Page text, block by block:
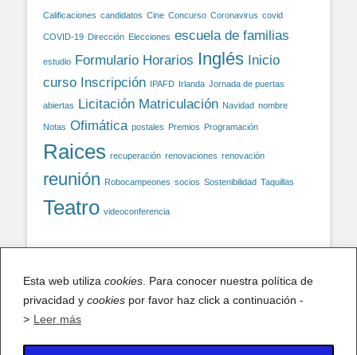
Esta web utiliza cookies . Para conocer nuestra política de
privacidad y cookies por favor haz click a continuación -
> Leer más
Calificaciones candidatos Cine Concurso Coronavirus covid
COVID-19 Dirección Elecciones escuela de familias
estudio Formulario Horarios Inglés Inicio
curso Inscripción IPAFD Irlanda Jornada de puertas
abiertas Licitación Matriculación Navidad nombre
Notas Ofimática postales Premios Programación
Raices recuperación renovaciones renovación
reunión Robocampeones socios Sostenibilidad Taquillas
Teatro videoconferencia
Facebook